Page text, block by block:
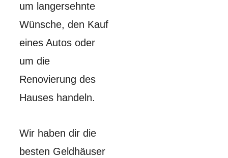
um langersehnte
Wünsche, den Kauf
eines Autos oder
um die
Renovierung des
Hauses handeln.
Wir haben dir die
besten Geldhäuser